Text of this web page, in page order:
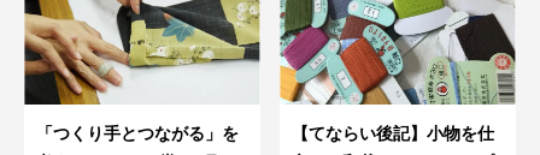
「つくり手とつながる」を
【てならい後記】小物を仕